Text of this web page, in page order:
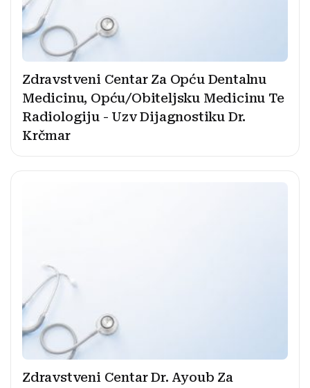
Zdravstveni Centar Za Opću Dentalnu
Medicinu, Opću/Obiteljsku Medicinu Te
Radiologiju - Uzv Dijagnostiku Dr.
Krčmar
Zdravstveni Centar Dr. Ayoub Za